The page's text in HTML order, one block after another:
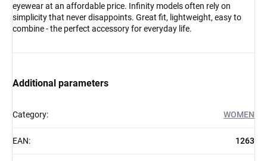
eyewear at an affordable price. Infinity models often rely on
simplicity that never disappoints. Great fit, lightweight, easy to
combine - the perfect accessory for everyday life.
Additional parameters
Category: WOMEN
EAN: 1263